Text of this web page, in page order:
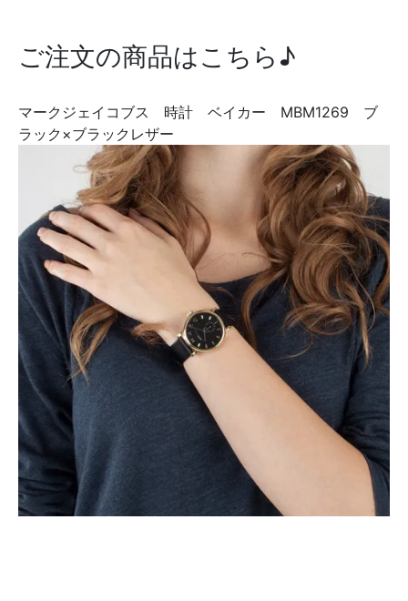
ご注文の商品はこちら♪
マークジェイコブス 時計 ベイカー MBM1269 ブ
ラック×ブラックレザー